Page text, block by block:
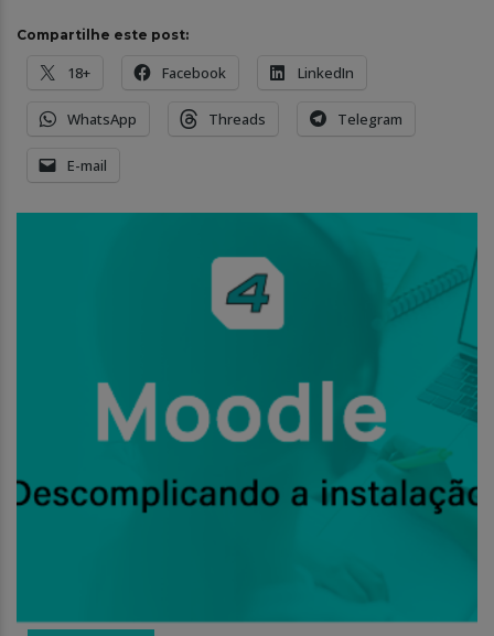
Compartilhe este post:
18+ Facebook LinkedIn
WhatsApp Threads Telegram
E-mail